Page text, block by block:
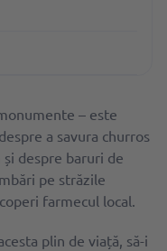
– este
a savura churros
despre baruri de
pe străzile
farmecul local.
plin de viață, să-i